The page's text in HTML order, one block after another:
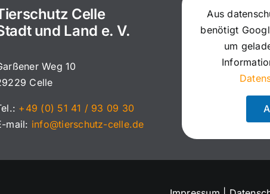
Celle
und Land e. V.
Weg 10
Celle
+49 (0) 51 41 / 93 09 30
mail: info@tierschutz-celle.de
Aus
benötigt
um